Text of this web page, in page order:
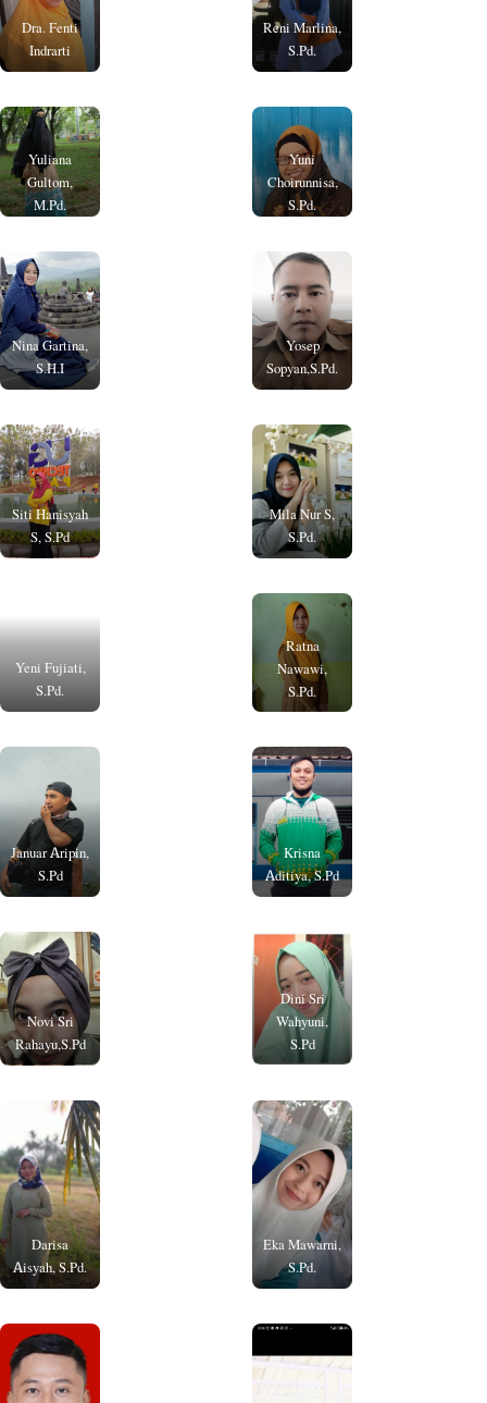
Dra. Fenti
Indrarti
Reni Marlina,
S.Pd.
Yuliana
Gultom,
M.Pd.
Yuni
Choirunnisa,
S.Pd.
Nina Gartina,
S.H.I
Yosep
Sopyan,S.Pd.
Siti Hanisyah
S, S.Pd
Mila Nur S,
S.Pd.
Yeni Fujiati,
S.Pd.
Ratna
Nawawi,
S.Pd.
Januar Aripin,
S.Pd
Krisna
Aditiya, S.Pd
Novi Sri
Rahayu,S.Pd
Dini Sri
Wahyuni,
S.Pd
Darisa
Aisyah, S.Pd.
Eka Mawarni,
S.Pd.